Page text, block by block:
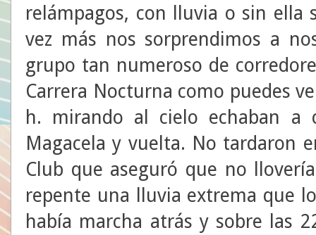
relámpagos, con lluvia o sin ella
vez más nos sorprendimos a
grupo tan numeroso de
Carrera Nocturna como puedes
h. mirando al cielo echaban a
Magacela y vuelta. No tardaron
Club que aseguró que no
repente una lluvia extrema que
había marcha atrás y sobre las